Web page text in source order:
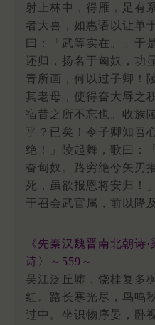
射上林中，得雁，足有
者大喜，如惠语以让单
曰：「武等实在。」于
还归，扬名于匈奴，功
青所画，何以过子卿！
其老母，使得奋大辱之
宿昔之所不忘也。收族
乎？已矣！令子卿知吾
绝！」陵起舞，歌曰：
奋匈奴。路穷绝兮矢刃
死，虽欲报恩将安归！
于召会武官属，前以降
《先秦汉魏晋南北朝诗
诗〉～559～
吴江泛丘墟，饶桂复多
红。路长寒光尽，鸟鸣
过中。坐识物序晏，卧